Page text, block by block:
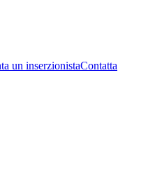
un inserzionistaContatta